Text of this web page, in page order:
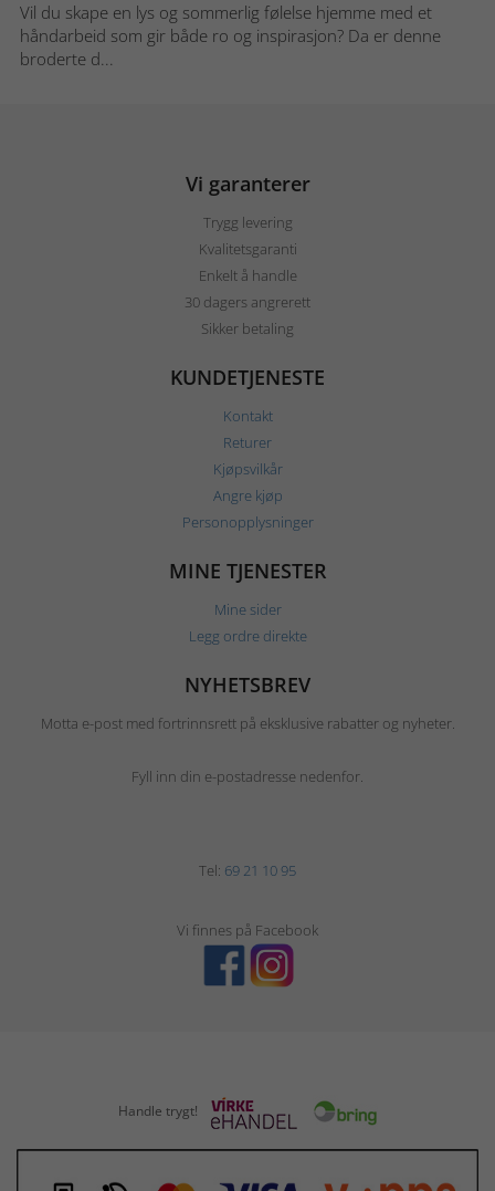
Vil du skape en lys og sommerlig følelse hjemme med et
håndarbeid som gir både ro og inspirasjon? Da er denne
broderte d...
Vi garanterer
Trygg levering
Kvalitetsgaranti
Enkelt å handle
30 dagers angrerett
Sikker betaling
KUNDETJENESTE
Kontakt
Returer
Kjøpsvilkår
Angre kjøp
Personopplysninger
MINE TJENESTER
Mine sider
Legg ordre direkte
NYHETSBREV
Motta e-post med fortrinnsrett på eksklusive rabatter og nyheter.
Fyll inn din e-postadresse nedenfor.
Tel: 69 21 10 95
Vi finnes på Facebook
Handle trygt!